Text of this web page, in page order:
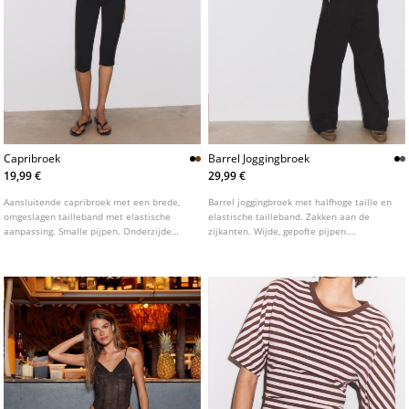
Capribroek
19,99 €
Aansluitende capribroek met een brede,
omgeslagen tailleband met elastische
aanpassing. Smalle pijpen. Onderzijde
Barrel Joggingbroek
29,99 €
Barrel joggingbroek met halfhoge taille en
elastische tailleband. Zakken aan de
zijkanten. Wijde, gepofte pijpen.